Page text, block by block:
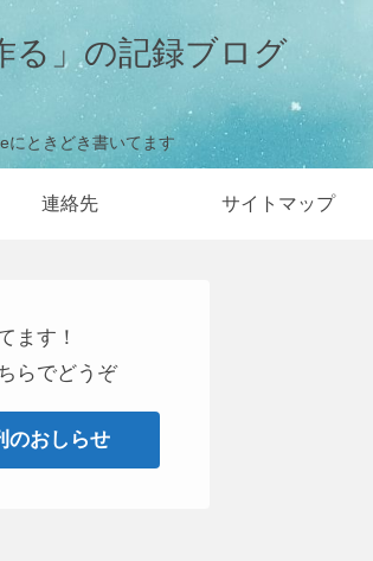
る」の記録ブログ
にときどき書いてます
連絡先 サイトマップ
ます！
らでどうぞ
のおしらせ